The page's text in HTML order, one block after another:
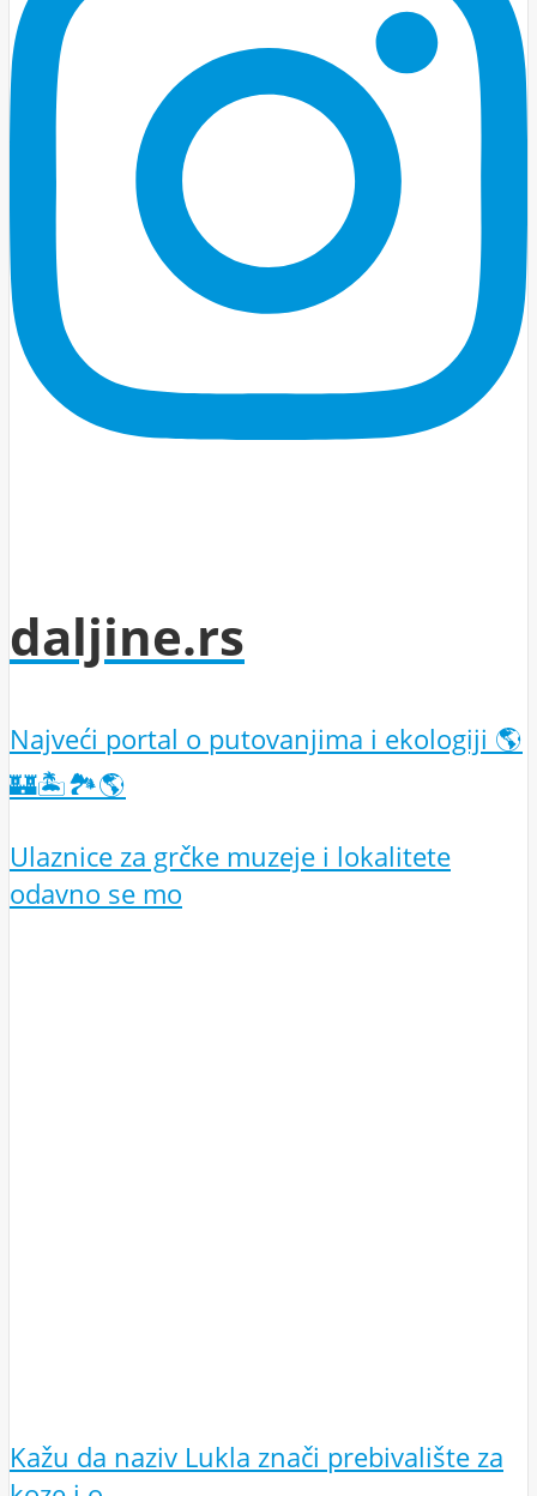
daljine.rs
Najveći portal o putovanjima i ekologiji 🌎
🏰🏝️🏞️🌎
Ulaznice za grčke muzeje i lokalitete
odavno se mo
Kažu da naziv Lukla znači prebivalište za